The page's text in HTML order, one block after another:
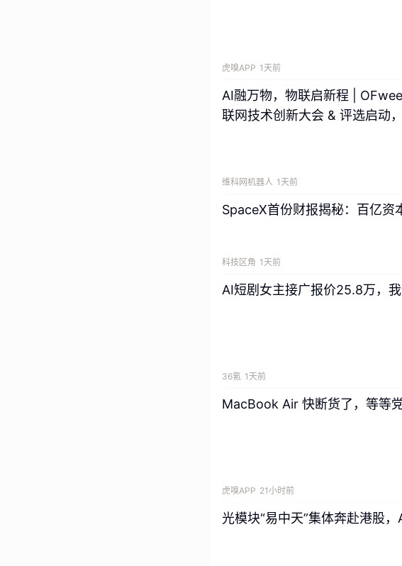
而当个体的工作被重做之后，AI原
始。一个人先醒来，发现AI可以将
而目前业内常见的组织变革讨论
锡和BCG的CEO驱动转型框架，
设计逻辑出发，回答的是组织应该怎
本报告的核心视角是基于演化过程
一边是存量组织
前的讨论会把两者视为完全不同
最好的方式是另起炉灶重新组建AI原
但后来我们发现，如果我们把镜头
虎嗅APP 1天前
AI融万物，物联启新程 |
联网技术创新大会 & 评选启动
维科网机器人 1天前
SpaceX首份财报揭秘：百亿资
科技区角 1天前
AI短剧女主接广报价25.8万，
36氪 1天前
MacBook Air 快断货了，等等
虎嗅APP 21小时前
光模块“易中天”集体奔赴港股